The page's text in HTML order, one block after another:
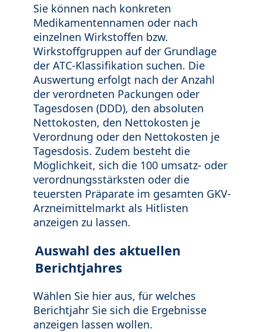
Sie können nach konkreten
Medikamentennamen oder nach
einzelnen Wirkstoffen bzw.
Wirkstoffgruppen auf der Grundlage
der ATC-Klassifikation suchen. Die
Auswertung erfolgt nach der Anzahl
der verordneten Packungen oder
Tagesdosen (DDD), den absoluten
Nettokosten, den Nettokosten je
Verordnung oder den Nettokosten je
Tagesdosis. Zudem besteht die
Möglichkeit, sich die 100 umsatz- oder
verordnungsstärksten oder die
teuersten Präparate im gesamten GKV-
Arzneimittelmarkt als Hitlisten
anzeigen zu lassen.
Auswahl des aktuellen
Berichtjahres
Wählen Sie hier aus, für welches
Berichtjahr Sie sich die Ergebnisse
anzeigen lassen wollen.